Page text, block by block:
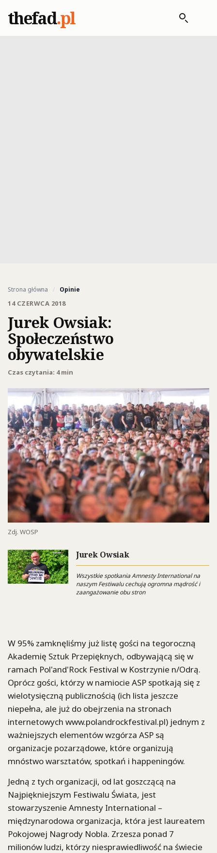
thefad.pl
Strona główna / Opinie
14 CZERWCA 2018
Jurek Owsiak:
Społeczeństwo
obywatelskie
Czas czytania: 4 min
Zdj. WOSP
Jurek Owsiak
Wszystkie spotkania Amnesty International na
naszym Festiwalu cechują ogromna mądrość i
zaangażowanie obu stron
W 95% zamknęliśmy już listę gości na tegoroczną
Akademię Sztuk Przepięknych, odbywającą się w
ramach Pol'and'Rock Festival w Kostrzynie n/Odrą.
Oprócz gości, którzy w namiocie ASP spotkają się z
wielotysięczną publicznością (ich lista jeszcze
niepełna, ale już do obejrzenia na stronach
internetowych www.polandrockfestival.pl) jednym z
ważniejszych elementów wzgórza ASP są
organizacje pozarządowe, które organizują
mnóstwo warsztatów, spotkań i happeningów.
Jedną z tych organizacji, od lat goszczącą na
Najpiękniejszym Festiwalu Świata, jest
stowarzyszenie Amnesty International –
międzynarodowa organizacja, która jest laureatem
Pokojowej Nagrody Nobla. Zrzesza ponad 7
milionów ludzi, którzy niesprawiedliwość na świecie